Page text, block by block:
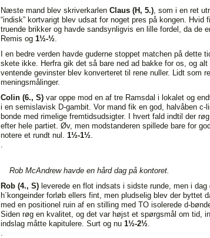
Næste mand blev skriverkarlen Claus (H, 5.), som i en ret
“indisk” kortvarigt blev udsat for noget pres på kongen. Hvid
truende brikker og havde sandsynligvis en lille fordel, da de
Remis og 1½-½.
I en bedre verden havde guderne stoppet matchen på dette
skete ikke. Herfra gik det så bare ned ad bakke for os, og alt
ventende gevinster blev konverteret til rene nuller. Lidt som
meningsmålinger.
Colin (6., S) var oppe mod en af tre Ramsdal i lokalet og
i en semislavisk D-gambit. Vor mand fik en god, halvåben c-
bonde med rimelige fremtidsudsigter. I hvert fald indtil der
efter hele partiet. Øv, men modstanderen spillede bare for
notere et rundt nul. 1½-1½.
.
Rob McAndrew havde en hård dag på kontoret.
Rob (4., S) leverede en flot indsats i sidste runde, men i
h´kongeinder forløb ellers fint, men pludselig blev der byttet
med en positionel ruin af en stilling med TO isolerede d-
Siden røg en kvalitet, og det var højst et spørgsmål om tid,
indslag måtte kapitulere. Surt og nu 1½-2½.
.